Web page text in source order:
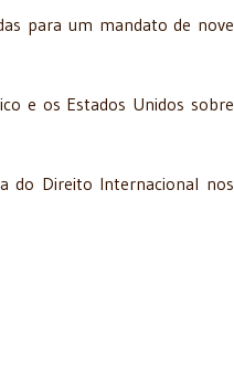
para um mandato de nove
e os Estados Unidos sobre
do Direito Internacional nos